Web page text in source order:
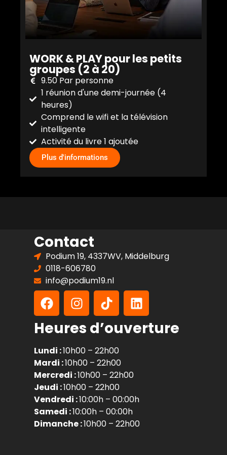
WORK & PLAY pour les petits
groupes (2 à 20)
9.50 Par personne
1 réunion d'une demi-journée (4
heures)
Comprend le wifi et la télévision
intelligente
Activité du livre 1 ajoutée
Plus d'informations
Contact
Podium 19, 4337WV, Middelburg
0118-606780
info@podium19.nl
Heures d’ouverture
Lundi :10h00 – 22h00
Mardi :10h00 – 22h00
Mercredi :10h00 – 22h00
Jeudi :10h00 – 22h00
Vendredi :10:00h – 00:00h
Samedi :10:00h – 00:00h
Dimanche :10h00 – 22h00